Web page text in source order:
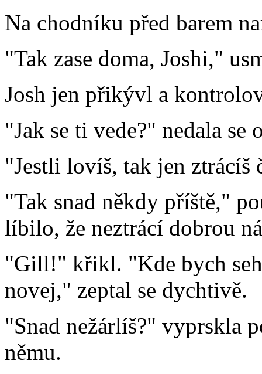
Na chodníku před barem
"Tak zase doma, Joshi,"
Josh jen přikývl a
"Jak se ti vede?" nedala se
"Jestli lovíš, tak jen ztrácíš
"Tak snad někdy příště,"
líbilo, že neztrácí dobrou
"Gill!" křikl. "Kde bych
novej," zeptal se dychtivě.
"Snad nežárlíš?" vyprskla
němu.